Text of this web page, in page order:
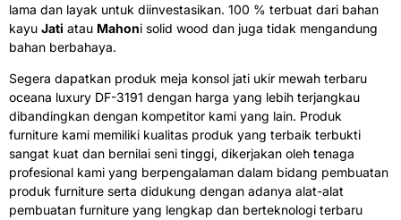
lama dan layak untuk diinvestasikan. 100 % terbuat dari bahan
kayu Jati atau Mahoni solid wood dan juga tidak mengandung
bahan berbahaya.
Segera dapatkan produk meja konsol jati ukir mewah terbaru
oceana luxury DF-3191 dengan harga yang lebih terjangkau
dibandingkan dengan kompetitor kami yang lain. Produk
furniture kami memiliki kualitas produk yang terbaik terbukti
sangat kuat dan bernilai seni tinggi, dikerjakan oleh tenaga
profesional kami yang berpengalaman dalam bidang pembuatan
produk furniture serta didukung dengan adanya alat-alat
pembuatan furniture yang lengkap dan berteknologi terbaru